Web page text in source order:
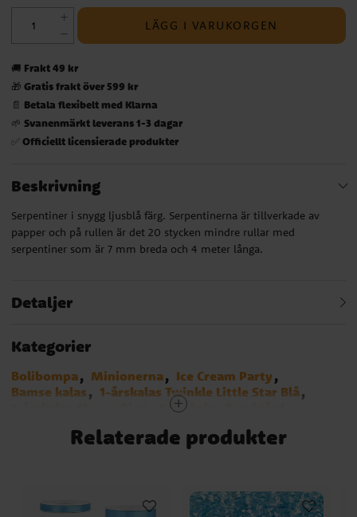
LÄGG I VARUKORGEN
🚚 Frakt 49 kr
🎁 Gratis frakt över 599 kr
📄 Betala flexibelt med Klarna
🌱 Svanenmärkt leverans 1-3 dagar
✅ Officiellt licensierade produkter
Beskrivning
Serpentiner i snygg ljusblå färg. Serpentinerna är tillverkade av
papper och på rullen är det 20 stycken mindre rullar med
serpentiner som är 7 mm breda och 4 meter långa.
Detaljer
Kategorier
Bolibompa Minionerna
Ice Cream Party
Bamse kalas
1-årskalas Twinkle Little Star Blå
1-årskalas Bondgård
Greta Gris
Pokemon
Emil i Lönneberga Bluey
Smurfarna
Manga
Lilo & Stitch Bug Party
Bangoberry
Relaterade produkter